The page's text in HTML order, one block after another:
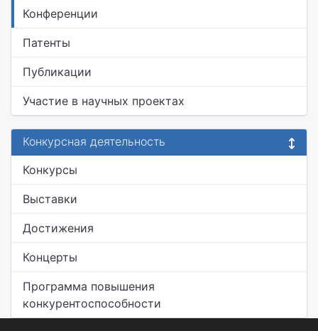
Конференции
Патенты
Публикации
Участие в научных проектах
Конкурсная деятельность
Конкурсы
Выставки
Достижения
Концерты
Программа повышения
конкурентоспособности